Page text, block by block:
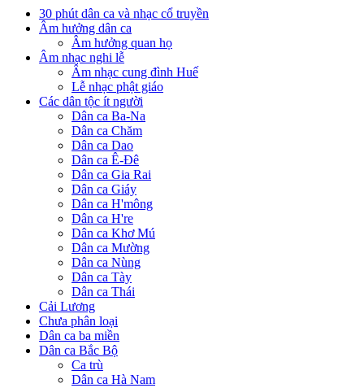
30 phút dân ca và nhạc cổ truyền
Âm hưởng dân ca
Âm hưởng quan họ
Âm nhạc nghi lễ
Âm nhạc cung đình Huế
Lễ nhạc phật giáo
Các dân tộc ít người
Dân ca Ba-Na
Dân ca Chăm
Dân ca Dao
Dân ca Ê-Đê
Dân ca Gia Rai
Dân ca Giáy
Dân ca H'mông
Dân ca H're
Dân ca Khơ Mú
Dân ca Mường
Dân ca Nùng
Dân ca Tày
Dân ca Thái
Cải Lương
Chưa phân loại
Dân ca ba miền
Dân ca Bắc Bộ
Ca trù
Dân ca Hà Nam